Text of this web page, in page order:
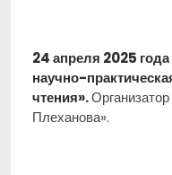
24 апреля 2025 года
научно-
чтения».
Плеханова».